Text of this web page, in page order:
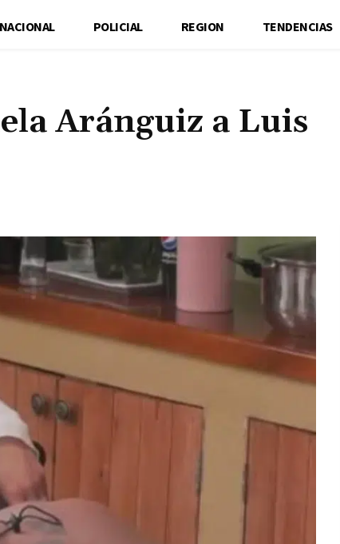
NACIONAL POLICIAL REGION TENDENCIAS
Aránguiz a Luis